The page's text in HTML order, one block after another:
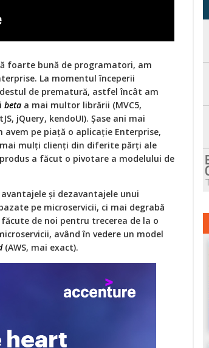
foarte bună de programatori, am
La momentul începerii
de prematură, astfel încât am
beta a mai multor librării (MVC5,
jQuery, kendoUI). Şase ani mai
pe piaţă o aplicaţie Enterprise,
mulți clienţi din diferite părţi ale
a făcut o pivotare a modelului de
şi dezavantajele unui
pe microservicii, ci mai degrabă
de noi pentru trecerea de la o
având în vedere un model
(AWS, mai exact).